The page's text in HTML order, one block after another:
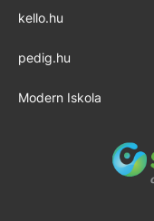
kello.hu
pedig.hu
Modern Iskola